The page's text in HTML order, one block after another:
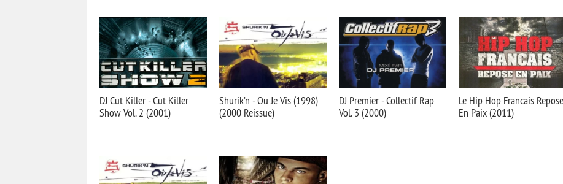
DJ Cut Killer - Cut Killer
Show Vol. 2 (2001)
Shurik’n - Ou Je Vis (1998)
(2000 Reissue)
DJ Premier - Collectif Rap
Vol. 3 (2000)
Le Hip Hop Francais Repose
En Paix (2011)